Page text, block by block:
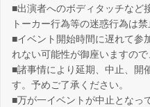
■出演者へのボディタッチなど
トーカー行為等の迷惑行為は
■イベント開始時間に遅れて参
れない可能性が御座いますので
■諸事情により延期、中止、開
す。予めご了承ください。
■万が一イベントが中止となっ